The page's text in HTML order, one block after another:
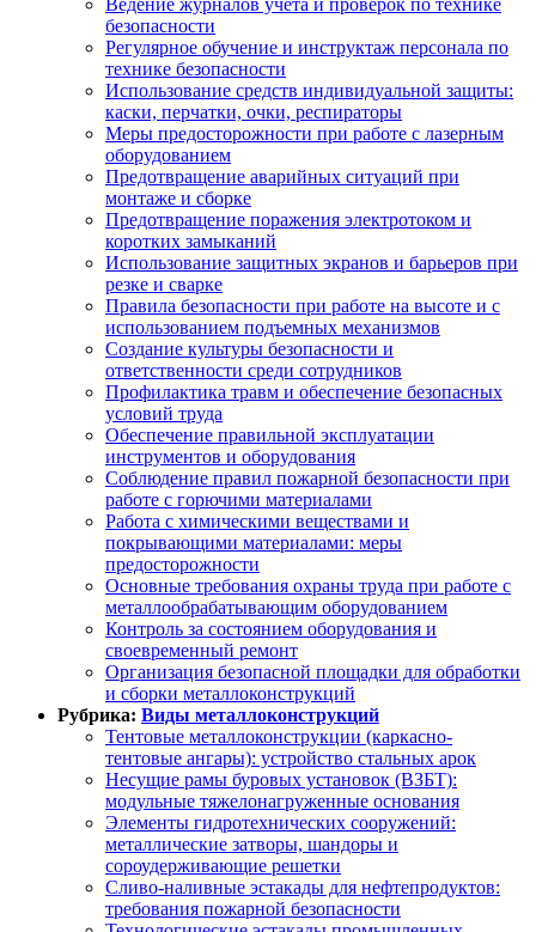
безопасности
Регулярное обучение и инструктаж персонала по
технике безопасности
Использование средств индивидуальной защиты:
каски, перчатки, очки, респираторы
Меры предосторожности при работе с лазерным
оборудованием
Предотвращение аварийных ситуаций при
монтаже и сборке
Предотвращение поражения электротоком и
коротких замыканий
Использование защитных экранов и барьеров при
резке и сварке
Правила безопасности при работе на высоте и с
использованием подъемных механизмов
Создание культуры безопасности и
ответственности среди сотрудников
Профилактика травм и обеспечение безопасных
условий труда
Обеспечение правильной эксплуатации
инструментов и оборудования
Соблюдение правил пожарной безопасности при
работе с горючими материалами
Работа с химическими веществами и
покрывающими материалами: меры
предосторожности
Основные требования охраны труда при работе с
металлообрабатывающим оборудованием
Контроль за состоянием оборудования и
своевременный ремонт
Организация безопасной площадки для обработки
и сборки металлоконструкций
Рубрика: Виды металлоконструкций
Тентовые металлоконструкции (каркасно-
тентовые ангары): устройство стальных арок
Несущие рамы буровых установок (ВЗБТ):
модульные тяжелонагруженные основания
Элементы гидротехнических сооружений:
металлические затворы, шандоры и
сороудерживающие решетки
Сливо-наливные эстакады для нефтепродуктов:
требования пожарной безопасности